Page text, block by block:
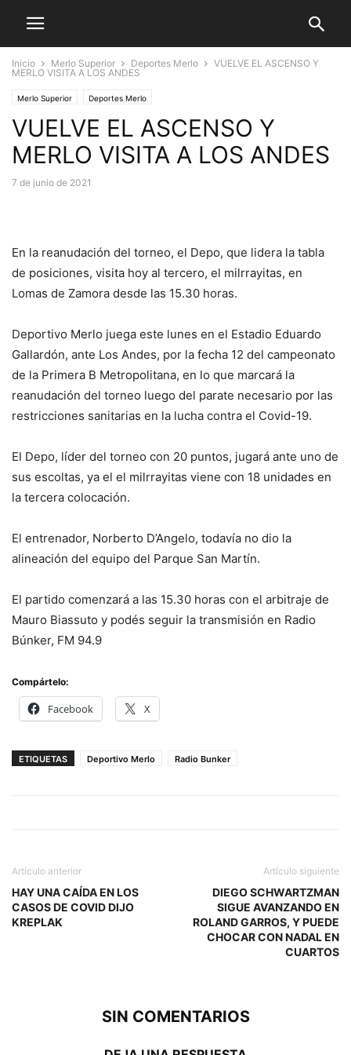
Inicio Merlo Superior Deportes Merlo
VUELVE EL ASCENSO Y
MERLO VISITA A LOS ANDES
Merlo Superior Deportes Merlo
VUELVE EL ASCENSO Y
MERLO VISITA A LOS ANDES
7 de junio de 2021
En la reanudación del torneo, el Depo, que lidera la tabla
de posiciones, visita hoy al tercero, el milrrayitas, en
Lomas de Zamora desde las 15.30 horas.
Deportivo Merlo juega este lunes en el Estadio Eduardo
Gallardón, ante Los Andes, por la fecha 12 del campeonato
de la Primera B Metropolitana, en lo que marcará la
reanudación del torneo luego del parate necesario por las
restricciones sanitarias en la lucha contra el Covid-19.
El Depo, líder del torneo con 20 puntos, jugará ante uno de
sus escoltas, ya el el milrrayitas viene con 18 unidades en
la tercera colocación.
El entrenador, Norberto D’Angelo, todavía no dio la
alineación del equipo del Parque San Martín.
El partido comenzará a las 15.30 horas con el arbitraje de
Mauro Biassuto y podés seguir la transmisión en Radio
Búnker, FM 94.9
Compártelo:
Facebook X
ETIQUETAS Deportivo Merlo Radio Bunker
Artículo anterior
HAY UNA CAÍDA EN LOS
CASOS DE COVID DIJO
KREPLAK
Artículo siguiente
DIEGO SCHWARTZMAN
SIGUE AVANZANDO EN
ROLAND GARROS, Y PUEDE
CHOCAR CON NADAL EN
CUARTOS
SIN COMENTARIOS